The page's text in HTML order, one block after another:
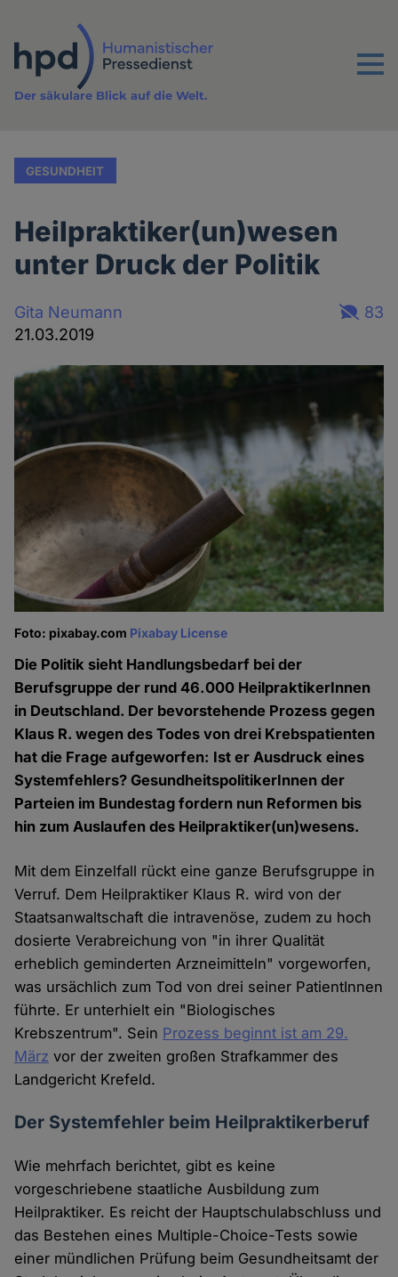
Inhalt
Menu
Der säkulare Blick auf die Welt.
GESUNDHEIT
Heilpraktiker(un)wesen
unter Druck der Politik
Gita Neumann
21.03.2019
83
Foto: pixabay.com Pixabay License
Die Politik sieht Handlungsbedarf bei der
Berufsgruppe der rund 46.000 HeilpraktikerInnen
in Deutschland. Der bevorstehende Prozess gegen
Klaus R. wegen des Todes von drei Krebspatienten
hat die Frage aufgeworfen: Ist er Ausdruck eines
Systemfehlers? GesundheitspolitikerInnen der
Parteien im Bundestag fordern nun Reformen bis
hin zum Auslaufen des Heilpraktiker(un)wesens.
Mit dem Einzelfall rückt eine ganze Berufsgruppe in
Verruf. Dem Heilpraktiker Klaus R. wird von der
Staatsanwaltschaft die intravenöse, zudem zu hoch
dosierte Verabreichung von "in ihrer Qualität
erheblich geminderten Arzneimitteln" vorgeworfen,
was ursächlich zum Tod von drei seiner PatientInnen
führte. Er unterhielt ein "Biologisches
Krebszentrum". Sein Prozess beginnt ist am 29.
März vor der zweiten großen Strafkammer des
Landgericht Krefeld.
Der Systemfehler beim Heilpraktikerberuf
Wie mehrfach berichtet, gibt es keine
vorgeschriebene staatliche Ausbildung zum
Heilpraktiker. Es reicht der Hauptschulabschluss und
das Bestehen eines Multiple-Choice-Tests sowie
einer mündlichen Prüfung beim Gesundheitsamt der